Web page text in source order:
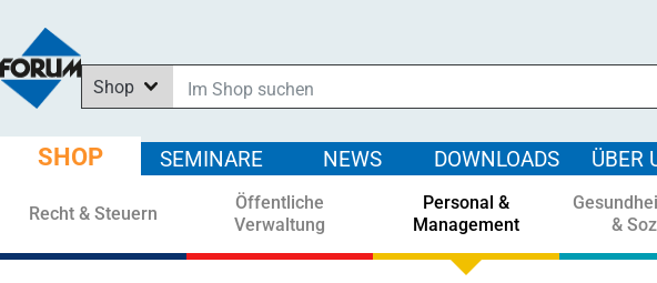
Shop
In News suchen
In Downloads suchen
In Seminaren suchen
SHOP SEMINARE NEWS DOWNLOADS ÜBER
Recht & Steuern
Öffentliche
Verwaltung
Personal &
Management
&